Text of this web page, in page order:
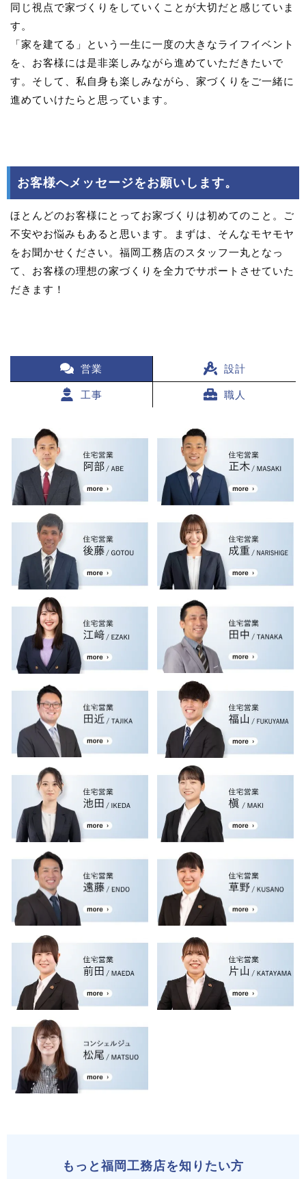
同じ視点で家づくりをしていくことが大切だと感じていま
す。
「家を建てる」という一生に一度の大きなライフイベント
を、お客様には是非楽しみながら進めていただきたいで
す。そして、私自身も楽しみながら、家づくりをご一緒に
進めていけたらと思っています。
お客様へメッセージをお願いします。
ほとんどのお客様にとってお家づくりは初めてのこと。ご
不安やお悩みもあると思います。まずは、そんなモヤモヤ
をお聞かせください。福岡工務店のスタッフ一丸となっ
て、お客様の理想の家づくりを全力でサポートさせていた
だきます！
営業 設計
工事 職人
もっと福岡工務店を知りたい方